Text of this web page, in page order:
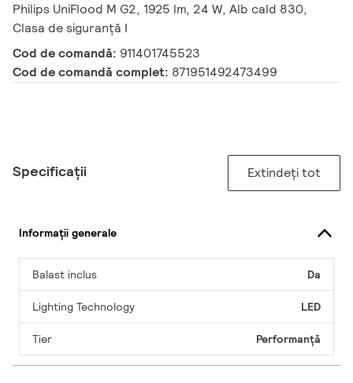
Philips UniFlood M G2, 1925 lm, 24 W, Alb cald 830,
Clasa de siguranță I
Cod de comandă: 911401745523
Cod de comandă complet: 871951492473499
Specificații Extindeți tot
Informații generale
Balast inclus Da
Lighting Technology LED
Tier Performanță